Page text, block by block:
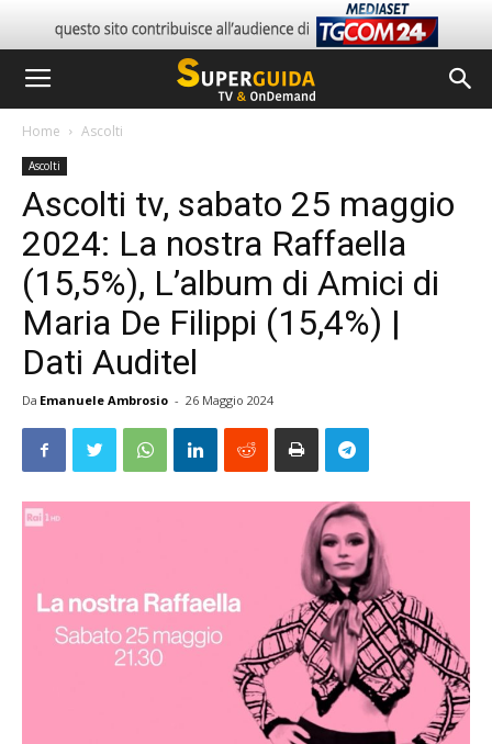
Home Ascolti
Ascolti
Ascolti tv, sabato 25 maggio
2024: La nostra Raffaella
(15,5%), L’album di Amici di
Maria De Filippi (15,4%) |
Dati Auditel
Da Emanuele Ambrosio - 26 Maggio 2024